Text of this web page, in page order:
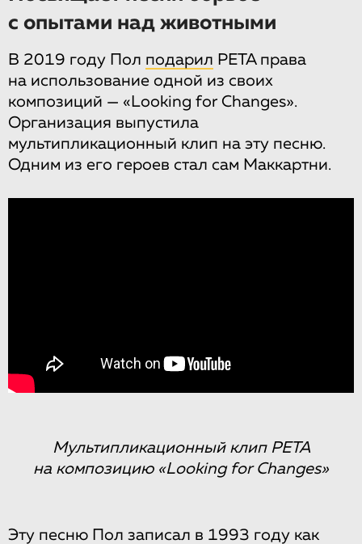
с опытами над животными
В 2019 году Пол подарил PETA права
на использование одной из своих
композиций — «Looking for Changes».
Организация выпустила
мультипликационный клип на эту песню.
Одним из его героев стал сам Маккартни.
Мультипликационный клип PETA
на композицию «Looking for Changes»
Эту песню Пол записал в 1993 году как